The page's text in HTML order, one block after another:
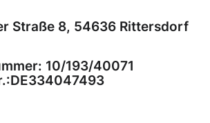
Straße 8, 54636 Rittersdorf
10/193/40071